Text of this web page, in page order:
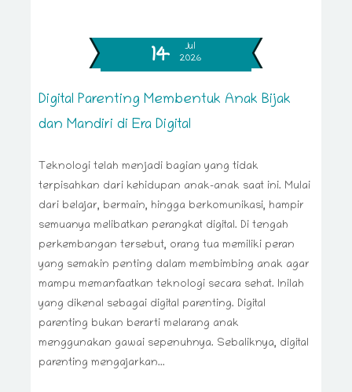
14
Jul
2026
Digital Parenting Membentuk Anak Bijak
dan Mandiri di Era Digital
Teknologi telah menjadi bagian yang tidak
terpisahkan dari kehidupan anak-anak saat ini. Mulai
dari belajar, bermain, hingga berkomunikasi, hampir
semuanya melibatkan perangkat digital. Di tengah
perkembangan tersebut, orang tua memiliki peran
yang semakin penting dalam membimbing anak agar
mampu memanfaatkan teknologi secara sehat. Inilah
yang dikenal sebagai digital parenting. Digital
parenting bukan berarti melarang anak
menggunakan gawai sepenuhnya. Sebaliknya, digital
parenting mengajarkan...